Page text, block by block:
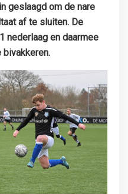
geslaagd om de nare
af te sluiten. De
nederlaag en daarmee
bivakkeren.